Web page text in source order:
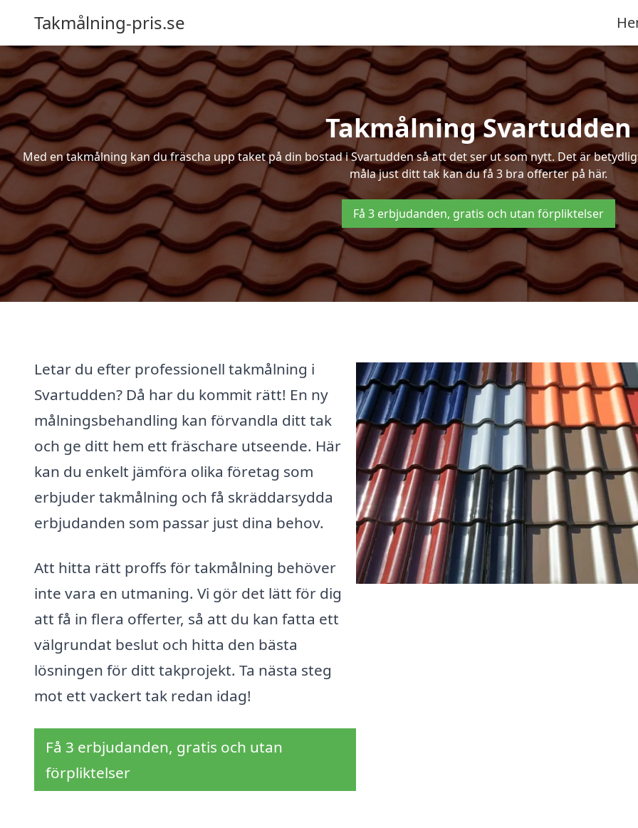
Takmålning-pris.se
Takmålning Svartudden
Med en takmålning kan du fräscha upp taket på din bostad i Svartudden så att det ser ut som nytt. Det är
måla just ditt tak kan du få 3 bra offerter på här.
Få 3 erbjudanden, gratis och utan förpliktelser
Letar du efter professionell takmålning i
Svartudden? Då har du kommit rätt! En ny
målningsbehandling kan förvandla ditt tak
och ge ditt hem ett fräschare utseende. Här
kan du enkelt jämföra olika företag som
erbjuder takmålning och få skräddarsydda
erbjudanden som passar just dina behov.
Att hitta rätt proffs för takmålning behöver
inte vara en utmaning. Vi gör det lätt för dig
att få in flera offerter, så att du kan fatta ett
välgrundat beslut och hitta den bästa
lösningen för ditt takprojekt. Ta nästa steg
mot ett vackert tak redan idag!
Få 3 erbjudanden, gratis och utan
förpliktelser